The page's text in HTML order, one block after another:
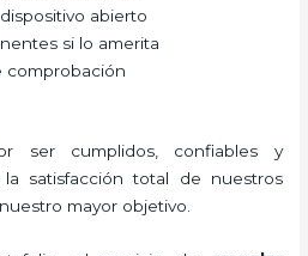
abierto
si lo amerita
comprobación
ser cumplidos, confiables y
satisfacción total de nuestros
mayor objetivo.